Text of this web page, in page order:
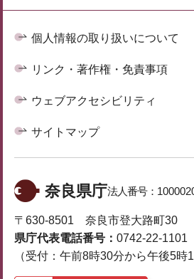
個人情報の取り扱いについて
リンク・著作権・免責事項
ウェブアクセシビリティ
サイトマップ
奈良県庁法人番号：
〒630-8501 奈良市登大路町30
県庁代表電話番号： 0742-22-1101
（受付：午前8時30分から午後5時